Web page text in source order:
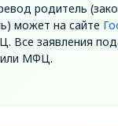
родитель
может на сайте
Все заявления
или МФЦ.